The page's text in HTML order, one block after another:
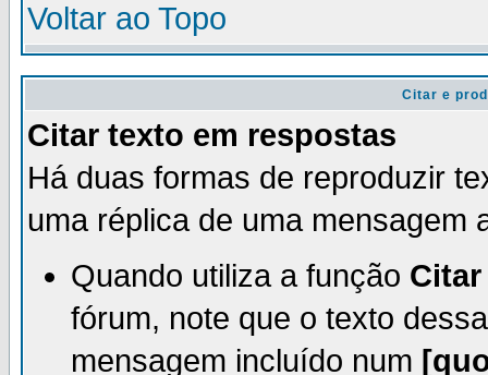
Voltar ao Topo
Citar e
Citar texto em respostas
Há duas formas de reproduzir
uma réplica de uma mensagem
Quando utiliza a função Citar
fórum, note que o texto
mensagem incluído num